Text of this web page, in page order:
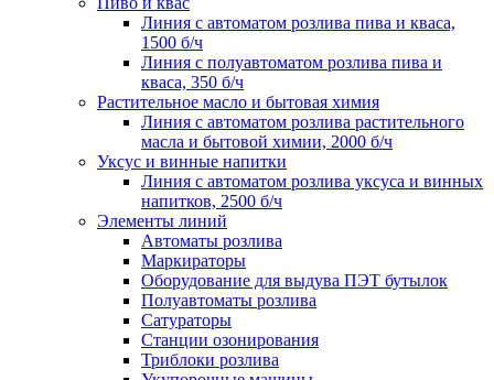
Линия с автоматом розлива пива и кваса,
1500 б/ч
Линия с полуавтоматом розлива пива и
кваса, 350 б/ч
Растительное масло и бытовая химия
Линия с автоматом розлива растительного
масла и бытовой химии, 2000 б/ч
Уксус и винные напитки
Линия с автоматом розлива уксуса и винных
напитков, 2500 б/ч
Элементы линий
Автоматы розлива
Маркираторы
Оборудование для выдува ПЭТ бутылок
Полуавтоматы розлива
Сатураторы
Станции озонирования
Триблоки розлива